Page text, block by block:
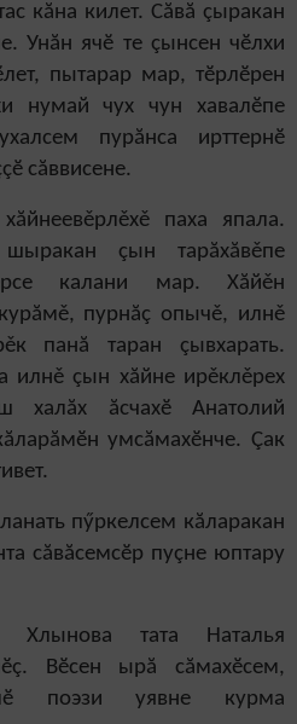
кăна килет. Сăвă çыракан
Унăн ячӗ те çынсен чӗлхи
пытарар мар, тӗрлӗрен
нумай чух чун хавалӗпе
пурăнса ирттернӗ
сăввисене.
паха япала.
çын тарăхăвěпе
калани мар. Хăйěн
пурнăç опычě, илнě
панă таран çывхарать.
илнě çын хăйне ирěклěрех
халăх ăсчахӗ Анатолий
умсăмахӗнче. Çак
пӳркелсем кăларакан
сăвăсемсӗр пуçне юптару
Хлынова тата Наталья
Вӗсен ырă сăмахӗсем,
поэзи уявне курма